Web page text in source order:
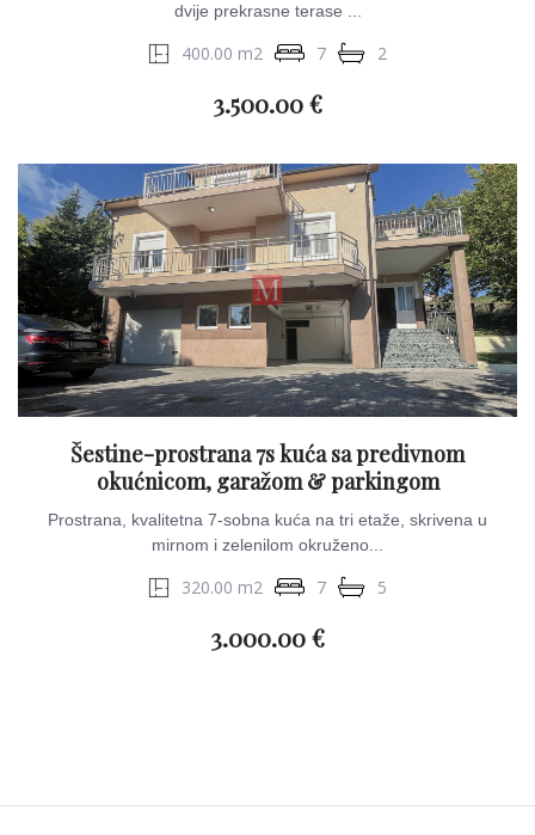
dvije prekrasne terase ...
400.00 m2 7 2
3.500.00 €
Šestine-prostrana 7s kuća sa predivnom
okućnicom, garažom & parkingom
Prostrana, kvalitetna 7-sobna kuća na tri etaže, skrivena u
mirnom i zelenilom okruženo...
320.00 m2 7 5
3.000.00 €